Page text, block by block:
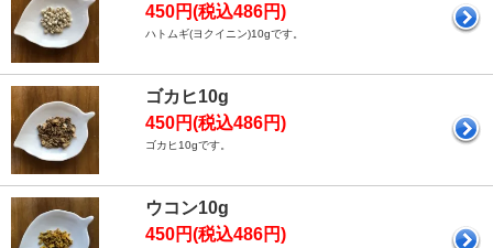
450円(税込486円)
ハトムギ(ヨクイニン)10gです。
ゴカヒ10g
450円(税込486円)
ゴカヒ10gです。
ウコン10g
450円(税込486円)